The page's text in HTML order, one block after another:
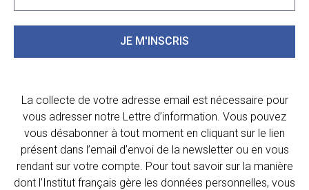
JE M'INSCRIS
La collecte de votre adresse email est nécessaire pour
vous adresser notre Lettre d’information. Vous pouvez
vous désabonner à tout moment en cliquant sur le lien
présent dans l’email d’envoi de la newsletter ou en vous
rendant sur votre compte. Pour tout savoir sur la manière
dont l’Institut français gère les données personnelles, vous